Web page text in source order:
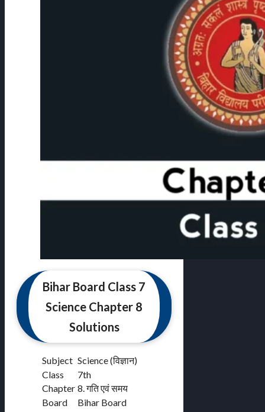
Bihar Board Class 7
Science Chapter 8
Solutions
Subject Science (विज्ञान)
Class
7th
Chapter 8. गति एवं समय
Board
Bihar Board